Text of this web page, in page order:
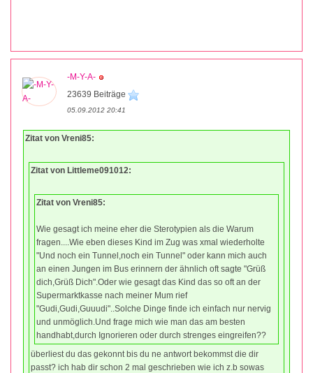
-M-Y-A-
23639 Beiträge
05.09.2012 20:41
Zitat von Vreni85:
Zitat von Littleme091012:
Zitat von Vreni85:
Wie gesagt ich meine eher die Sterotypien als die Warum
fragen....Wie eben dieses Kind im Zug was xmal wiederholte
"Und noch ein Tunnel,noch ein Tunnel" oder kann mich auch
an einen Jungen im Bus erinnern der ähnlich oft sagte "Grüß
dich,Grüß Dich".Oder wie gesagt das Kind das so oft an der
Supermarktkasse nach meiner Mum rief
"Gudi,Gudi,Guuudi"..Solche Dinge finde ich einfach nur nervig
und unmöglich.Und frage mich wie man das am besten
handhabt,durch Ignorieren oder durch strenges eingreifen??
überliest du das gekonnt bis du ne antwort bekommst die dir
passt? ich hab dir schon 2 mal geschrieben wie ich z.b sowas